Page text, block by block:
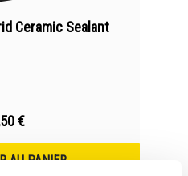
Ceramic Sealant
€
AU PANIER